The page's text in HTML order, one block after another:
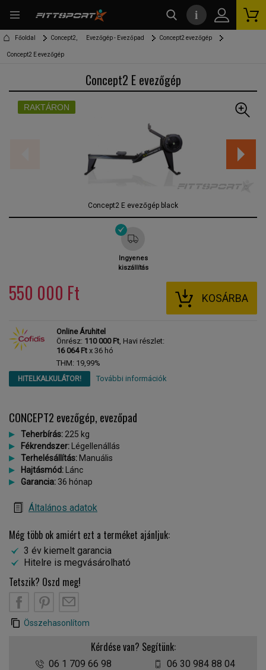
Főoldal Concept2, Evezőgép - Evezőpad Concept2 evezőgép
Concept2 E evezőgép
Concept2 E evezőgép
RAKTÁRON
Concept2 E evezőgép black
Ingyenes
kiszállítás
550 000 Ft KOSÁRBA
Online Áruhitel
Önrész: 110 000 Ft, Havi részlet:
16 064 Ft x 36 hó
THM: 19,99%
HITELKALKULÁTOR! További információk
CONCEPT2 evezőgép, evezőpad
Teherbírás: 225 kg
Fékrendszer: Légellenállás
Terhelésállítás: Manuális
Hajtásmód: Lánc
Garancia: 36 hónap
Általános adatok
Még több ok amiért ezt a terméket ajánljuk:
3 év kiemelt garancia
Hitelre is megvásárolható
Tetszik? Oszd meg!
Összehasonlítom
Kérdése van? Segítünk:
06 1 709 66 98 06 30 984 88 04
i
kereső